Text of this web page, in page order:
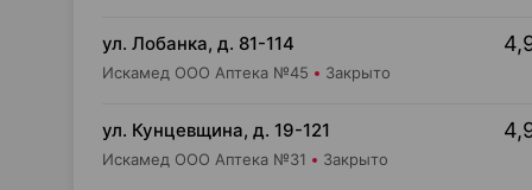
ул. Лобанка, д. 81-114
Искамед ООО Аптека №45 Закрыто
ул. Кунцевщина, д. 19-121
Искамед ООО Аптека №31 Закрыто